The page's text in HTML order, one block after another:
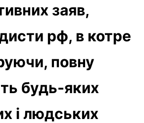
заяв,
рф, в котре
повну
будь-яких
і людських